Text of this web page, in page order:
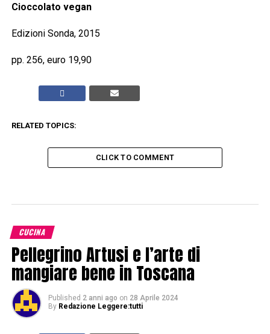
Cioccolato vegan
Edizioni Sonda, 2015
pp. 256, euro 19,90
RELATED TOPICS:
CLICK TO COMMENT
CUCINA
Pellegrino Artusi e l’arte di
mangiare bene in Toscana
Published 2 anni ago on 28 Aprile 2024
By Redazione Leggere:tutti